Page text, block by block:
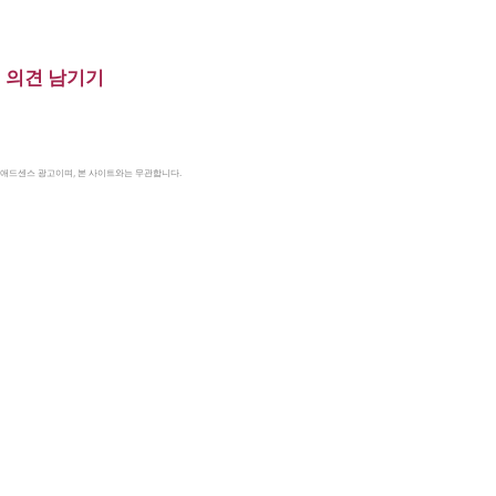
의견 남기기
드센스 광고이며, 본 사이트와는 무관합니다.